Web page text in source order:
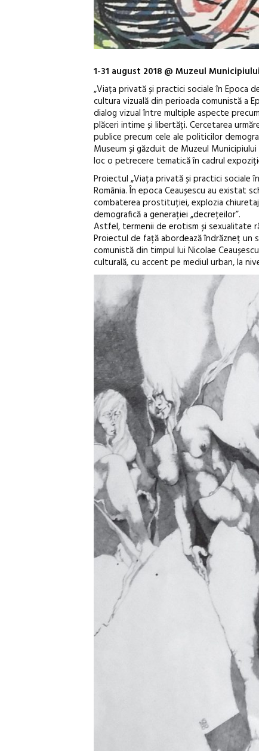
1-31 august 2018 @ Muzeul
„Viața privată și practici sociale în Epoca
cultura vizuală din perioada comunistă a
dialog vizual între multiple aspecte
plăceri intime și libertăți. Cercetarea
publice precum cele ale politicilor
Museum și găzduit de Muzeul
loc o petrecere tematică în cadrul
Proiectul „Viața privată și practici sociale
România. În epoca Ceaușescu au existat
combaterea prostituției, explozia
demografică a generației „decrețeilor”.
Astfel, termenii de erotism și sexualitate
Proiectul de față abordează îndrăzneț un
comunistă din timpul lui Nicolae
culturală, cu accent pe mediul urban, la